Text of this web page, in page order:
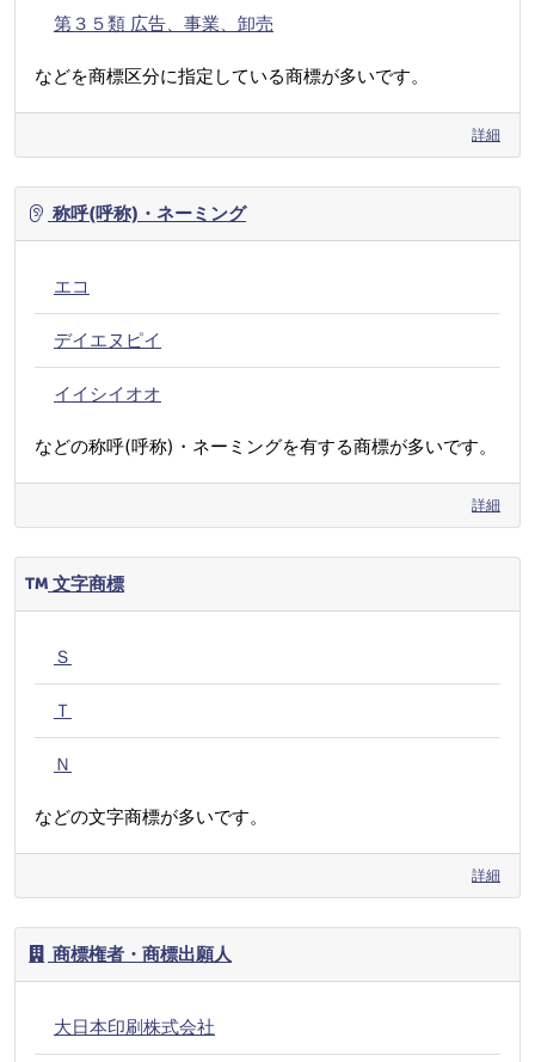
第３５類 広告、事業、卸売
などを商標区分に指定している商標が多いです。
詳細
称呼(呼称)・ネーミング
エコ
デイエヌピイ
イイシイオオ
などの称呼(呼称)・ネーミングを有する商標が多いです。
詳細
文字商標
Ｓ
Ｔ
Ｎ
などの文字商標が多いです。
詳細
商標権者・商標出願人
大日本印刷株式会社